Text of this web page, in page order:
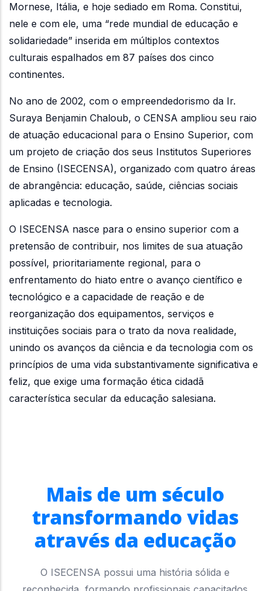
Mornese, Itália, e hoje sediado em Roma. Constitui,
nele e com ele, uma “rede mundial de educação e
solidariedade” inserida em múltiplos contextos
culturais espalhados em 87 países dos cinco
continentes.
No ano de 2002, com o empreendedorismo da Ir.
Suraya Benjamin Chaloub, o CENSA ampliou seu raio
de atuação educacional para o Ensino Superior, com
um projeto de criação dos seus Institutos Superiores
de Ensino (ISECENSA), organizado com quatro áreas
de abrangência: educação, saúde, ciências sociais
aplicadas e tecnologia.
O ISECENSA nasce para o ensino superior com a
pretensão de contribuir, nos limites de sua atuação
possível, prioritariamente regional, para o
enfrentamento do hiato entre o avanço científico e
tecnológico e a capacidade de reação e de
reorganização dos equipamentos, serviços e
instituições sociais para o trato da nova realidade,
unindo os avanços da ciência e da tecnologia com os
princípios de uma vida substantivamente significativa e
feliz, que exige uma formação ética cidadã
característica secular da educação salesiana.
Mais de um século
transformando vidas
através da educação
O ISECENSA possui uma história sólida e